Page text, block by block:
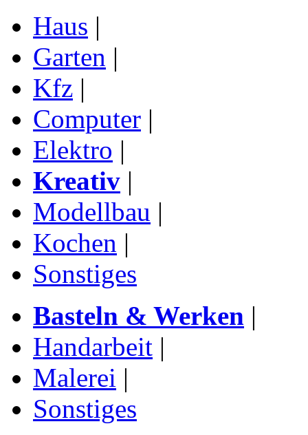
Haus |
Garten |
Kfz |
Computer |
Elektro |
Kreativ |
Modellbau |
Kochen |
Sonstiges
Basteln & Werken |
Handarbeit |
Malerei |
Sonstiges